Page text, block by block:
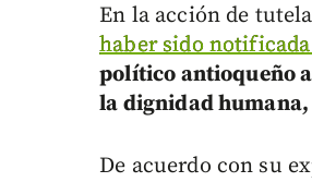
En la acción de tutela
haber sido
político antioqueño
la dignidad humana,
De acuerdo con su